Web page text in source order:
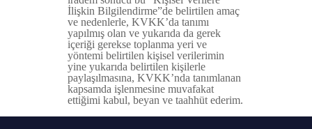
İlişkin Bilgilendirme”de belirtilen amaç
ve nedenlerle, KVKK’da tanımı
yapılmış olan ve yukarıda da gerek
içeriği gerekse toplanma yeri ve
yöntemi belirtilen kişisel verilerimin
yine yukarıda belirtilen kişilerle
paylaşılmasına, KVKK’nda tanımlanan
kapsamda işlenmesine muvafakat
ettiğimi kabul, beyan ve taahhüt ederim.